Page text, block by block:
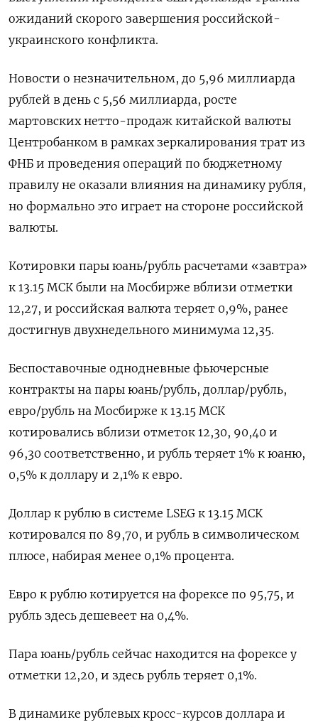
ожиданий скорого завершения российской-
украинского конфликта.
Новости о незначительном, до 5,96 миллиарда
рублей в день с 5,56 миллиарда, росте
мартовских нетто-продаж китайской валюты
Центробанком в рамках зеркалирования трат из
ФНБ и проведения операций по бюджетному
правилу не оказали влияния на динамику рубля,
но формально это играет на стороне российской
валюты.
Котировки пары юань/рубль расчетами «завтра»
к 13.15 МСК были на Мосбирже вблизи отметки
12,27, и российская валюта теряет 0,9%, ранее
достигнув двухнедельного минимума 12,35.
Беспоставочные однодневные фьючерсные
контракты на пары юань/рубль, доллар/рубль,
евро/рубль на Мосбирже к 13.15 МСК
котировались вблизи отметок 12,30, 90,40 и
96,30 соответственно, и рубль теряет 1% к юаню,
0,5% к доллару и 2,1% к евро.
Доллар к рублю в системе LSEG к 13.15 МСК
котировался по 89,70, и рубль в символическом
плюсе, набирая менее 0,1% процента.
Евро к рублю котируется на форексе по 95,75, и
рубль здесь дешевеет на 0,4%.
Пара юань/рубль сейчас находится на форексе у
отметки 12,20, и здесь рубль теряет 0,1%.
В динамике рублевых кросс-курсов доллара и